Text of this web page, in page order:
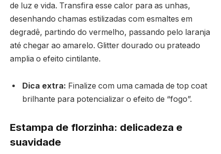
de luz e vida. Transfira esse calor para as unhas,
desenhando chamas estilizadas com esmaltes em
degradê, partindo do vermelho, passando pelo laranja
até chegar ao amarelo. Glitter dourado ou prateado
amplia o efeito cintilante.
Dica extra: Finalize com uma camada de top coat
brilhante para potencializar o efeito de “fogo”.
Estampa de florzinha: delicadeza e
suavidade